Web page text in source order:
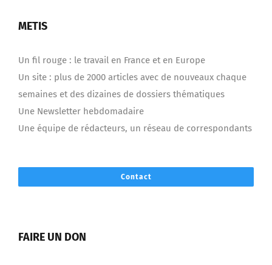
METIS
Un fil rouge : le travail en France et en Europe
Un site : plus de 2000 articles avec de nouveaux chaque
semaines et des dizaines de dossiers thématiques
Une Newsletter hebdomadaire
Une équipe de rédacteurs, un réseau de correspondants
Contact
FAIRE UN DON